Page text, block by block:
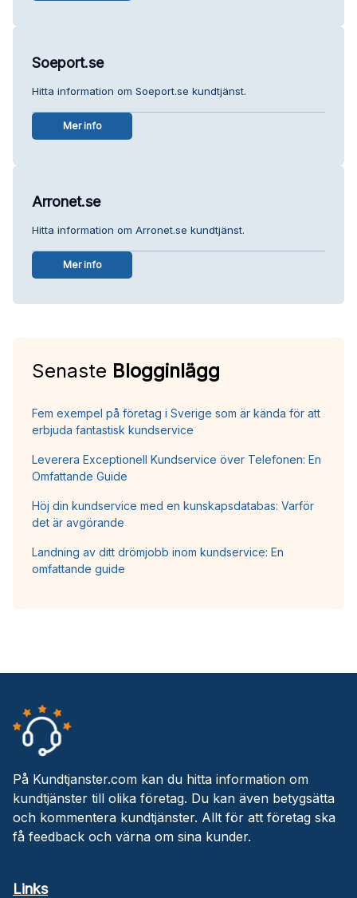
Soeport.se
Hitta information om Soeport.se kundtjänst.
Mer info
Arronet.se
Hitta information om Arronet.se kundtjänst.
Mer info
Senaste Blogginlägg
Fem exempel på företag i Sverige som är kända för att
erbjuda fantastisk kundservice
Leverera Exceptionell Kundservice över Telefonen: En
Omfattande Guide
Höj din kundservice med en kunskapsdatabas: Varför
det är avgörande
Landning av ditt drömjobb inom kundservice: En
omfattande guide
På Kundtjanster.com kan du hitta information om
kundtjänster till olika företag. Du kan även betygsätta
och kommentera kundtjänster. Allt för att företag ska
få feedback och värna om sina kunder.
Links